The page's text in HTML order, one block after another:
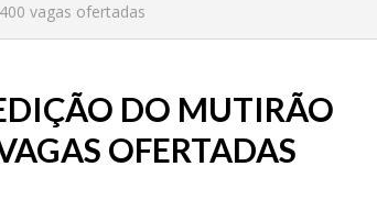
vagas ofertadas
DO MUTIRÃO
OFERTADAS